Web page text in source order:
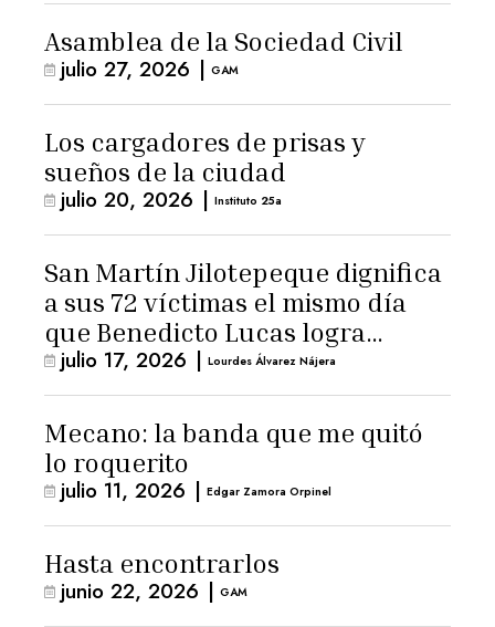
Asamblea de la Sociedad Civil
julio 27, 2026 | GAM
Los cargadores de prisas y
sueños de la ciudad
julio 20, 2026 | Instituto 25a
San Martín Jilotepeque dignifica
a sus 72 víctimas el mismo día
que Benedicto Lucas logra
arresto domiciliario
julio 17, 2026 | Lourdes Álvarez Nájera
Mecano: la banda que me quitó
lo roquerito
julio 11, 2026 | Edgar Zamora Orpinel
Hasta encontrarlos
junio 22, 2026 | GAM